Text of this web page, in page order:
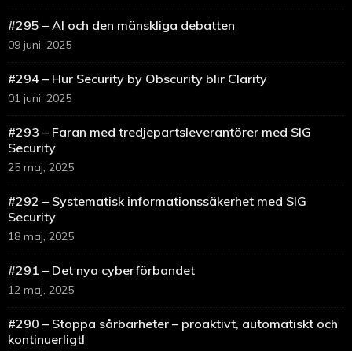
#295 – AI och den mänskliga debatten
09 juni, 2025
#294 – Hur Security by Obscurity blir Clarity
01 juni, 2025
#293 – Faran med tredjepartsleverantörer med SIG
Security
25 maj, 2025
#292 – Systematisk informationssäkerhet med SIG
Security
18 maj, 2025
#291 – Det nya cyberförbandet
12 maj, 2025
#290 – Stoppa sårbarheter – proaktivt, automatiskt och
kontinuerligt!